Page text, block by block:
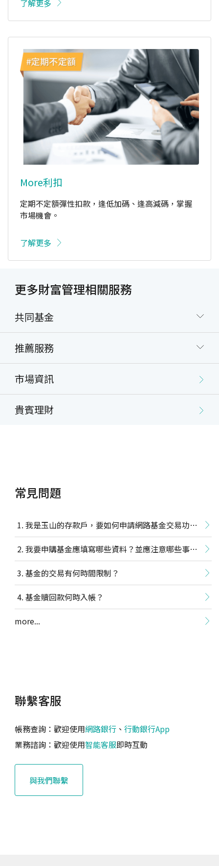
了解更多
More利扣
定期不定額彈性扣款，逢低加碼、逢高減碼，掌握
市場機會。
了解更多
更多財富管理相關服務
共同基金
推薦服務
市場資訊
貴賓理財
常見問題
我是玉山的存款戶，要如何申請網路基金交易功
能？我要申購基金應填寫哪些資料？並應注意哪些事
項？基金的交易有何時間限制？
基金贖回款何時入帳？
more...
聯繫客服
帳務查詢：歡迎使用網路銀行 、 行動銀行App
業務諮詢：歡迎使用智能客服即時互動
與我們聯繫